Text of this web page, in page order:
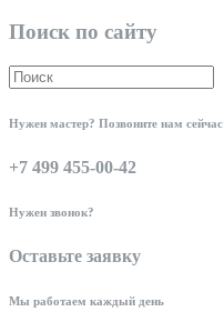
Поиск по сайту
Нужен мастер? Позвоните нам сейчас
+7 499 455-00-42
Нужен звонок?
Оставьте заявку
Мы работаем каждый день